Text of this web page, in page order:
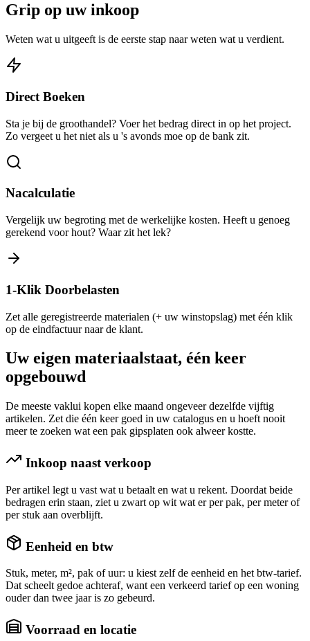
Grip op uw inkoop
Weten wat u uitgeeft is de eerste stap naar weten wat u verdient.
Direct Boeken
Sta je bij de groothandel? Voer het bedrag direct in op het project.
Zo vergeet u het niet als u 's avonds moe op de bank zit.
Nacalculatie
Vergelijk uw begroting met de werkelijke kosten. Heeft u genoeg
gerekend voor hout? Waar zit het lek?
1-Klik Doorbelasten
Zet alle geregistreerde materialen (+ uw winstopslag) met één klik
op de eindfactuur naar de klant.
Uw eigen materiaalstaat, één keer
opgebouwd
De meeste vaklui kopen elke maand ongeveer dezelfde vijftig
artikelen. Zet die één keer goed in uw catalogus en u hoeft nooit
meer te zoeken wat een pak gipsplaten ook alweer kostte.
Inkoop naast verkoop
Per artikel legt u vast wat u betaalt en wat u rekent. Doordat beide
bedragen erin staan, ziet u zwart op wit wat er per pak, per meter of
per stuk aan overblijft.
Eenheid en btw
Stuk, meter, m², pak of uur: u kiest zelf de eenheid en het btw-tarief.
Dat scheelt gedoe achteraf, want een verkeerd tarief op een woning
ouder dan twee jaar is zo gebeurd.
Voorraad en locatie